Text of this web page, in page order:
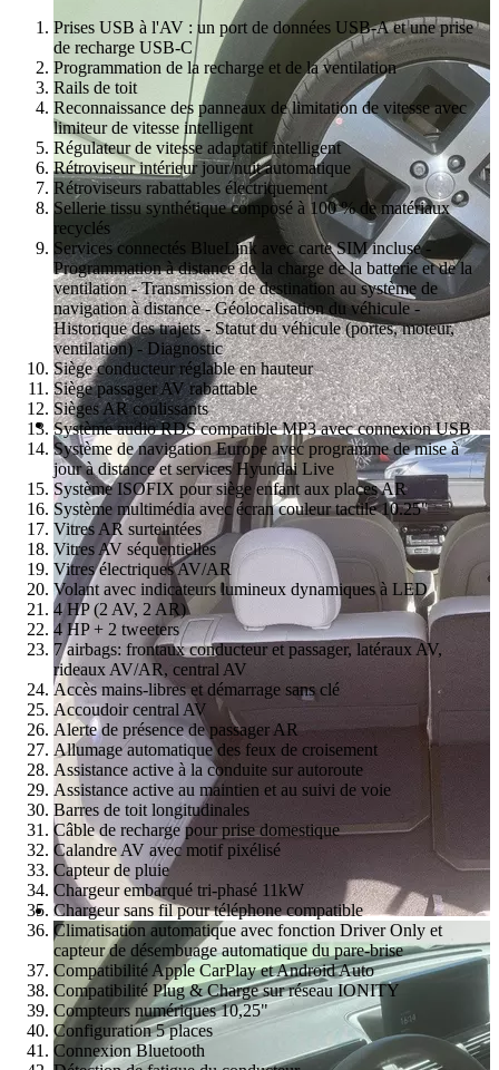
Prises USB à l'AV : un port de données USB-A et une prise
de recharge USB-C
Programmation de la recharge et de la ventilation
Rails de toit
Reconnaissance des panneaux de limitation de vitesse avec
limiteur de vitesse intelligent
Régulateur de vitesse adaptatif intelligent
Rétroviseur intérieur jour/nuit automatique
Rétroviseurs rabattables électriquement
Sellerie tissu synthétique composé à 100 % de matériaux
recyclés
Services connectés BlueLink avec carte SIM incluse -
Programmation à distance de la charge de la batterie et de la
ventilation - Transmission de destination au système de
navigation à distance - Géolocalisation du véhicule -
Historique des trajets - Statut du véhicule (portes, moteur,
ventilation) - Diagnostic
Siège conducteur réglable en hauteur
Siège passager AV rabattable
Sièges AR coulissants
Système audio RDS compatible MP3 avec connexion USB
Système de navigation Europe avec programme de mise à
jour à distance et services Hyundai Live
Système ISOFIX pour siège enfant aux places AR
Système multimédia avec écran couleur tactile 10.25"
Vitres AR surteintées
Vitres AV séquentielles
Vitres électriques AV/AR
Volant avec indicateurs lumineux dynamiques à LED
4 HP (2 AV, 2 AR)
4 HP + 2 tweeters
7 airbags: frontaux conducteur et passager, latéraux AV,
rideaux AV/AR, central AV
Accès mains-libres et démarrage sans clé
Accoudoir central AV
Alerte de présence de passager AR
Allumage automatique des feux de croisement
Assistance active à la conduite sur autoroute
Assistance active au maintien et au suivi de voie
Barres de toit longitudinales
Câble de recharge pour prise domestique
Calandre AV avec motif pixélisé
Capteur de pluie
Chargeur embarqué tri-phasé 11kW
Chargeur sans fil pour téléphone compatible
Climatisation automatique avec fonction Driver Only et
capteur de désembuage automatique du pare-brise
Compatibilité Apple CarPlay et Android Auto
Compatibilité Plug & Charge sur réseau IONITY
Compteurs numériques 10,25"
Configuration 5 places
Connexion Bluetooth